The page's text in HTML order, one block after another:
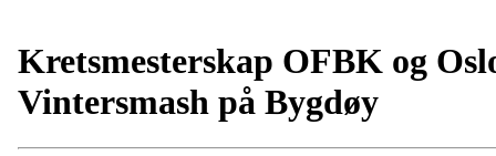
Kretsmesterskap OFBK og
Vintersmash på Bygdøy